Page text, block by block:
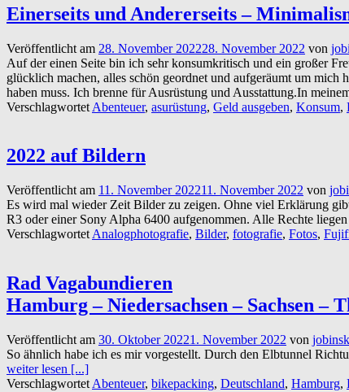
Einerseits und Andererseits –
Veröffentlicht am 28. November 202228. November 2022 von
Auf der einen Seite bin ich sehr konsumkritisch und ein großer
glücklich machen, alles schön geordnet und aufgeräumt um
haben muss. Ich brenne für Ausrüstung und Ausstattung.In
Verschlagwortet Abenteuer, asurüstung, Geld ausgeben, Konsum,
2022 auf Bildern
Veröffentlicht am 11. November 202211. November 2022 von
Es wird mal wieder Zeit Bilder zu zeigen. Ohne viel Erklärung
R3 oder einer Sony Alpha 6400 aufgenommen. Alle Rechte
Verschlagwortet Analogphotografie, Bilder, fotografie, Fotos,
Rad Vagabundieren
Hamburg – Niedersachsen – Sachsen –
Veröffentlicht am 30. Oktober 20221. November 2022 von
So ähnlich habe ich es mir vorgestellt. Durch den Elbtunnel
weiter lesen [...]
Verschlagwortet Abenteuer, bikepacking, Deutschland, Hamburg,